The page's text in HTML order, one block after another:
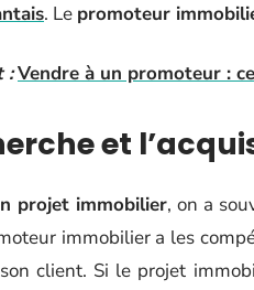
. Le promoteur
:Vendre à un promoteur :
et
projet immobilier, on a
immobilier a les
client. Si le projet